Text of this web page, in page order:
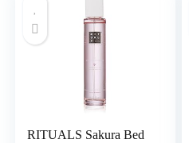
RITUALS Sakura Bed